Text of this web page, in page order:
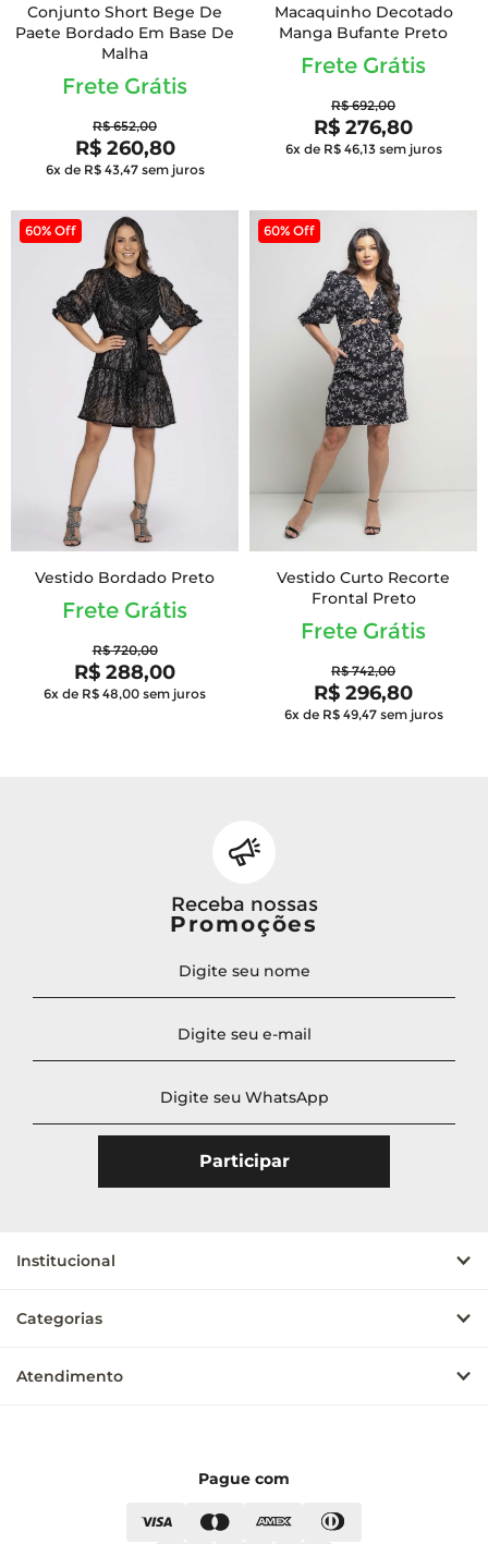
Conjunto Short Bege De
Paete Bordado Em Base De
Malha
Frete Grátis
R$ 652,00
R$ 260,80
6x de R$ 43,47 sem juros
Macaquinho Decotado
Manga Bufante Preto
Frete Grátis
R$ 692,00
R$ 276,80
6x de R$ 46,13 sem juros
60% Off
Vestido Bordado Preto
Frete Grátis
R$ 720,00
R$ 288,00
6x de R$ 48,00 sem juros
60% Off
Vestido Curto Recorte
Frontal Preto
Frete Grátis
R$ 742,00
R$ 296,80
6x de R$ 49,47 sem juros
Receba nossas
Promoções
Institucional
Categorias
Atendimento
Pague com